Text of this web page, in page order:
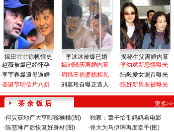
揭田壮壮徐帆情史 李冰冰被爆已婚
揭秘生父离婚内幕
·赵薇被爆已经怀孕
·李宇春爆遭母逼婚
·圣诞节明信片八折
·揭刘晓庆离婚内幕
·周迅王艳婆媳相见
·刘嘉玲自曝正造人
·李幼斌新恋情曝光
·陆毅爱女照首曝光
·陈好新男友被曝光
茶 余 饭 后
更多>>
·何炅获地产大亨喂猕猴桃(图) ·独家：章子怡带妈妈看电影
·陈慧琳产后恢复好身材(图) ·佟大为马伊琍再度牵手(图)